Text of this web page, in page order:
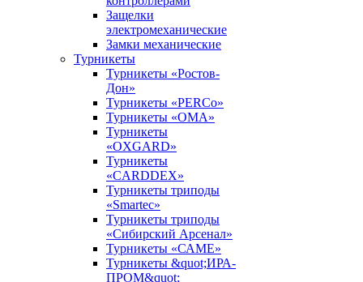
Защелки
электромеханические
Замки механические
Турникеты
Турникеты «Ростов-
Дон»
Турникеты «PERCo»
Турникеты «ОМА»
Турникеты
«OXGARD»
Турникеты
«CARDDEX»
Турникеты триподы
«Smartec»
Турникеты триподы
«Сибирский Арсенал»
Турникеты «САМЕ»
Турникеты &quot;ИРА-
ПРОМ&quot;